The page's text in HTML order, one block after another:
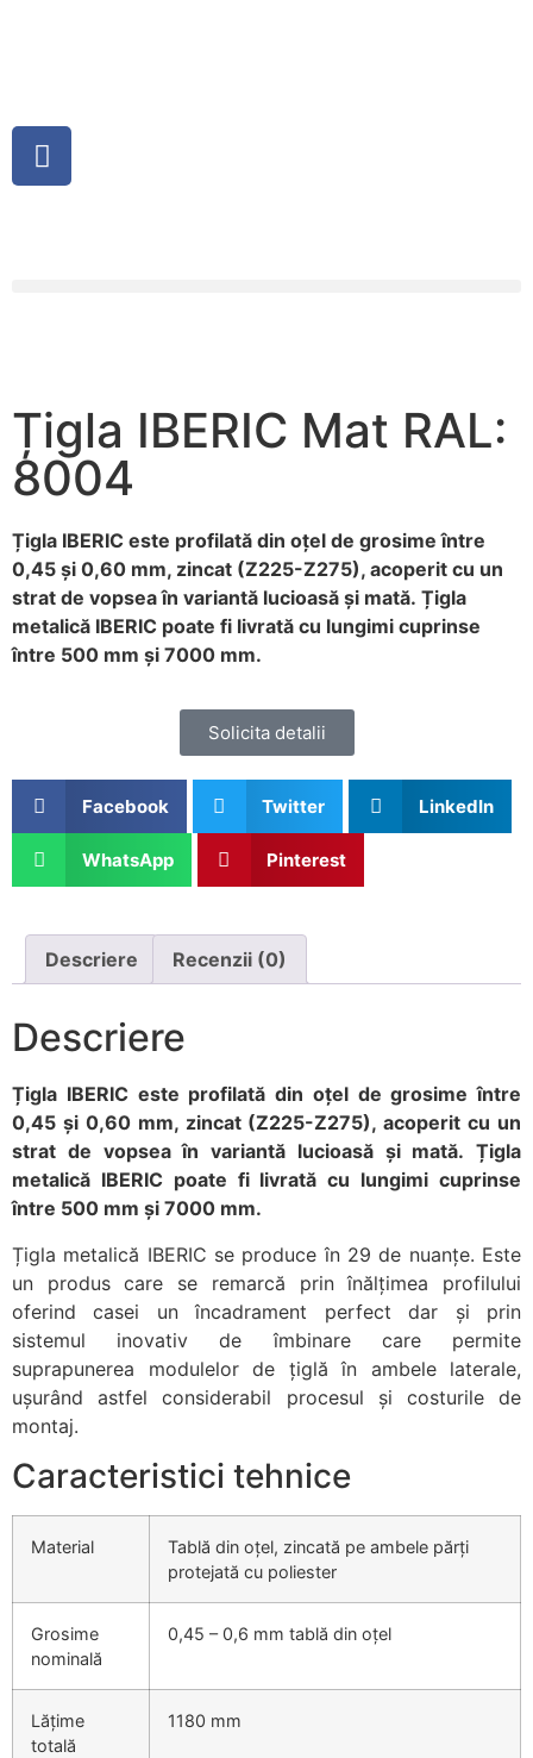
Țigla IBERIC Mat RAL:
8004
Țigla IBERIC este profilată din oțel de grosime între
0,45 și 0,60 mm, zincat (Z225-Z275), acoperit cu un
strat de vopsea în variantă lucioasă și mată. Țigla
metalică IBERIC poate fi livrată cu lungimi cuprinse
între 500 mm și 7000 mm.
Solicita detalii
Facebook Twitter LinkedIn
WhatsApp Pinterest
Descriere Recenzii (0)
Descriere
Țigla IBERIC este profilată din oțel de grosime între
0,45 și 0,60 mm, zincat (Z225-Z275), acoperit cu un
strat de vopsea în variantă lucioasă și mată. Țigla
metalică IBERIC poate fi livrată cu lungimi cuprinse
între 500 mm și 7000 mm.
Țigla metalică IBERIC se produce în 29 de nuanțe. Este
un produs care se remarcă prin înălțimea profilului
oferind casei un încadrament perfect dar și prin
sistemul inovativ de îmbinare care permite
suprapunerea modulelor de țiglă în ambele laterale,
ușurând astfel considerabil procesul și costurile de
montaj.
Caracteristici tehnice
Material
Tablă din oțel, zincată pe ambele părți
protejată cu poliester
Grosime
nominală
0,45 – 0,6 mm tablă din oțel
Lățime
totală
1180 mm